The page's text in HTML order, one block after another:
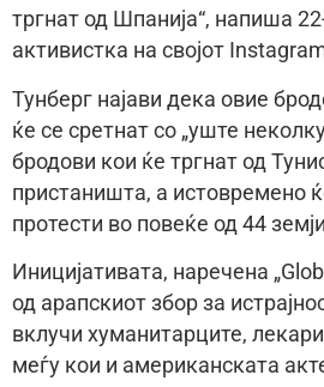
тргнат од Шпанија“, напиша
активистка на својот
Тунберг најави дека овие
ќе се сретнат со „уште
бродови кои ќе тргнат од
пристаништа, а истовремено
протести во повеќе од 44
Иницијативата, наречена
од арапскиот збор за
вклучи хуманитарците,
меѓу кои и американската